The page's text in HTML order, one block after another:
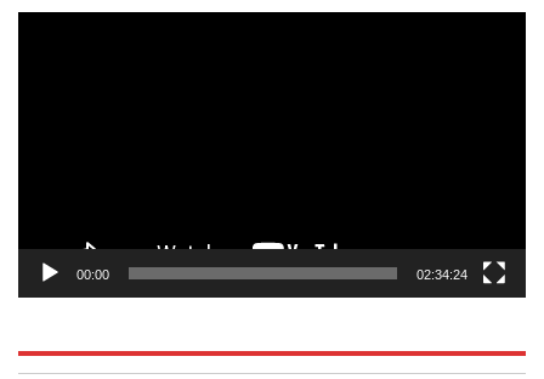
Tocador
00:00 02:34:24